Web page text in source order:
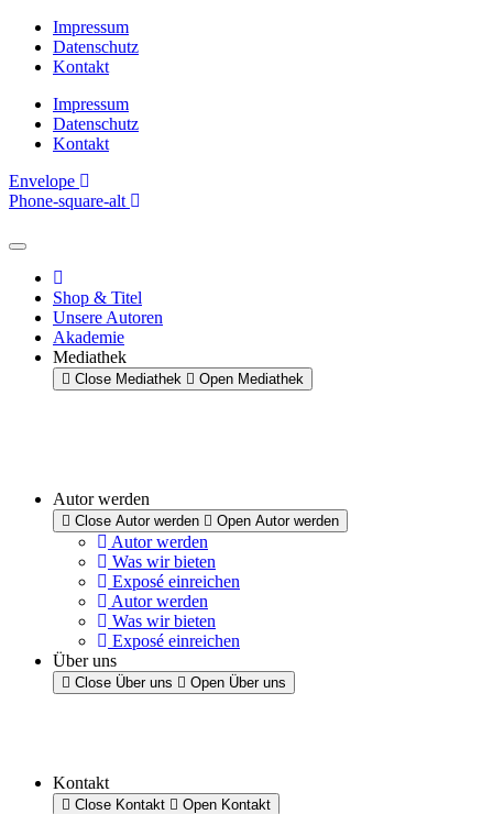
Zum
Inhalt
springen
Impressum
Datenschutz
Kontakt
Impressum
Datenschutz
Kontakt
Envelope
Phone-square-alt
Shop & Titel
Unsere Autoren
Akademie
Mediathek
Close Mediathek Open Mediathek
Autor werden
Close Autor werden Open Autor werden
Autor werden
Was wir bieten
Exposé einreichen
Autor werden
Was wir bieten
Exposé einreichen
Über uns
Close Über uns Open Über uns
Kontakt
Close Kontakt Open Kontakt